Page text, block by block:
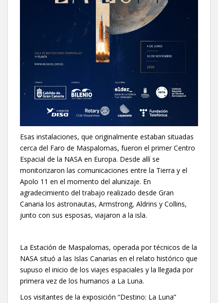
Esas instalaciones, que originalmente estaban situadas
cerca del Faro de Maspalomas, fueron el primer Centro
Espacial de la NASA en Europa. Desde allí se
monitorizaron las comunicaciones entre la Tierra y el
Apolo 11 en el momento del alunizaje. En
agradecimiento del trabajo realizado desde Gran
Canaria los astronautas, Armstrong, Aldrins y Collins,
junto con sus esposas, viajaron a la isla.
La Estación de Maspalomas, operada por técnicos de la
NASA situó a las Islas Canarias en el relato histórico que
supuso el inicio de los viajes espaciales y la llegada por
primera vez de los humanos a La Luna.
Los visitantes de la exposición “Destino: La Luna”